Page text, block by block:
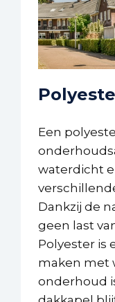
Een
waterdicht
Dankzij de
geen last
Polyester is
maken met
onderhoud